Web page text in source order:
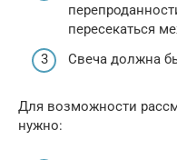
пересекаться
Свеча должна
Для возможности
нужно: